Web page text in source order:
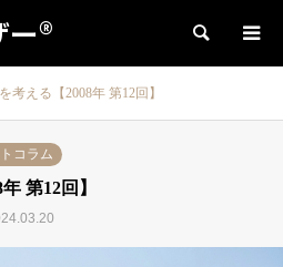
® 検索
考える【2008年 第12回】
コラム
第12回】